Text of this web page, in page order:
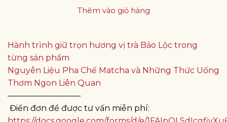
Thêm vào giỏ hàng
Hành trình giữ trọn hương vị trà Bảo Lộc trong
từng sản phẩm
Nguyên Liệu Pha Chế Matcha và Những Thức Uống
Thơm Ngon Liên Quan
—————————
Điền đơn để được tư vấn miễn phí: